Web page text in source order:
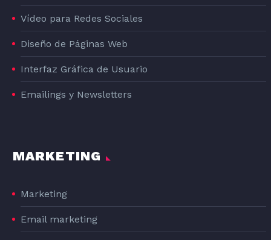
Vídeo para Redes Sociales
Diseño de Páginas Web
Interfaz Gráfica de Usuario
Emailings y Newsletters
MARKETING
Marketing
Email marketing